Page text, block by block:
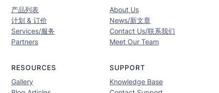
产品列表
计划 & 订价
Services/服务
Partners
About Us
News/新文章
Contact Us/联系我们
Meet Our Team
RESOURCES
Gallery
SUPPORT
Knowledge Base